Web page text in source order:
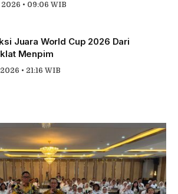
2026 • 09:06 WIB
Juara World Cup 2026 Dari
Menpim
• 21:16 WIB